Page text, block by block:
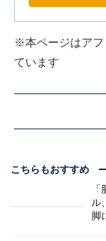
※本ページはアフ
ています
こちらもおすすめ
ル
脚